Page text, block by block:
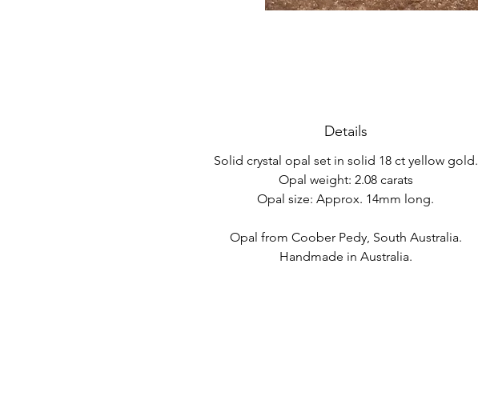
Details
Solid crystal opal set in solid 18 ct yellow gold.
Opal weight: 2.08 carats
Opal size: Approx. 14mm long.
Opal from Coober Pedy, South Australia.
Handmade in Australia.